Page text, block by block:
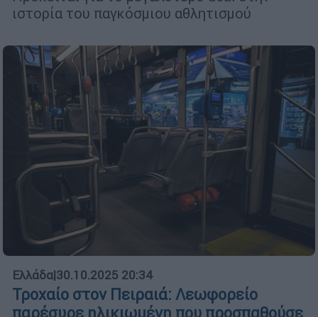
ιστορία του παγκόσμιου αθλητισμού
Ελλάδα|30.10.2025 20:34
Τροχαίο στον Πειραιά: Λεωφορείο